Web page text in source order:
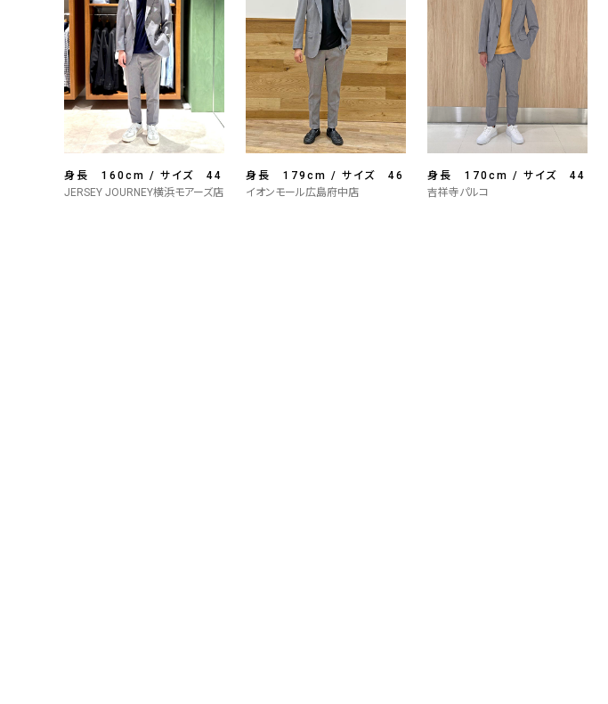
身長 160cm / サイズ 44
JERSEY JOURNEY横浜モアーズ店
身長 179cm / サイズ 46
イオンモール広島府中店
身長 170cm / サイズ 44
吉祥寺パルコ